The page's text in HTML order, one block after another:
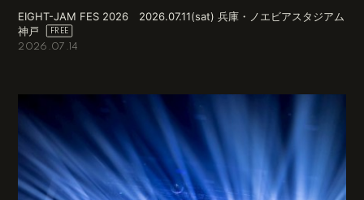
EIGHT-JAM FES 2026 2026.07.11(sat) 兵庫・ノエビアスタジアム
神戸
2026.07.14